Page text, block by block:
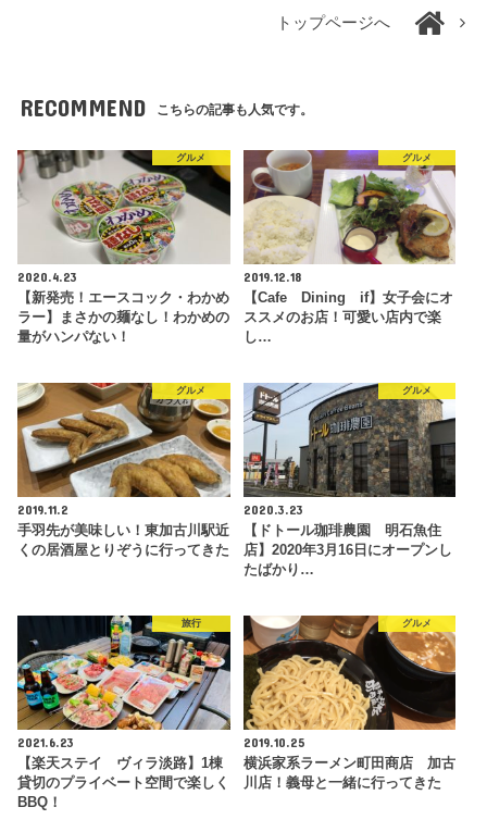
トップページへ
RECOMMEND こちらの記事も人気です。
グルメ
2020.4.23
【新発売！エースコック・わかめ
ラー】まさかの麺なし！わかめの
量がハンパない！
グルメ
2019.12.18
【Cafe Dining if】女子会にオ
ススメのお店！可愛い店内で楽
し…
グルメ
2019.11.2
手羽先が美味しい！東加古川駅近
くの居酒屋とりぞうに行ってきた
グルメ
2020.3.23
【ドトール珈琲農園 明石魚住
店】2020年3月16日にオープンし
たばかり…
旅行
2021.6.23
【楽天ステイ ヴィラ淡路】1棟
貸切のプライベート空間で楽しく
BBQ！
グルメ
2019.10.25
横浜家系ラーメン町田商店 加古
川店！義母と一緒に行ってきた